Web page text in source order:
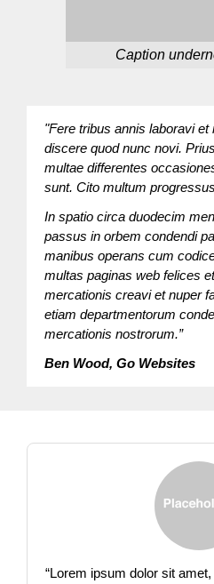
Caption
"Fere tribus annis laboravi
discere quod nunc novi.
multae differentes
sunt. Cito multum
In spatio circa duodecim
passus in orbem condendi
manibus operans cum
multas paginas web felices
mercationis creavi et nuper
etiam departmentorum
mercationis nostrorum.”
Ben Wood, Go Websites
“Lorem ipsum dolor sit